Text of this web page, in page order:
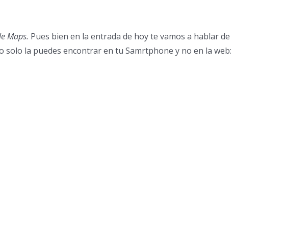
Maps. Pues bien en la entrada de hoy te vamos a hablar de
solo la puedes encontrar en tu Samrtphone y no en la web: